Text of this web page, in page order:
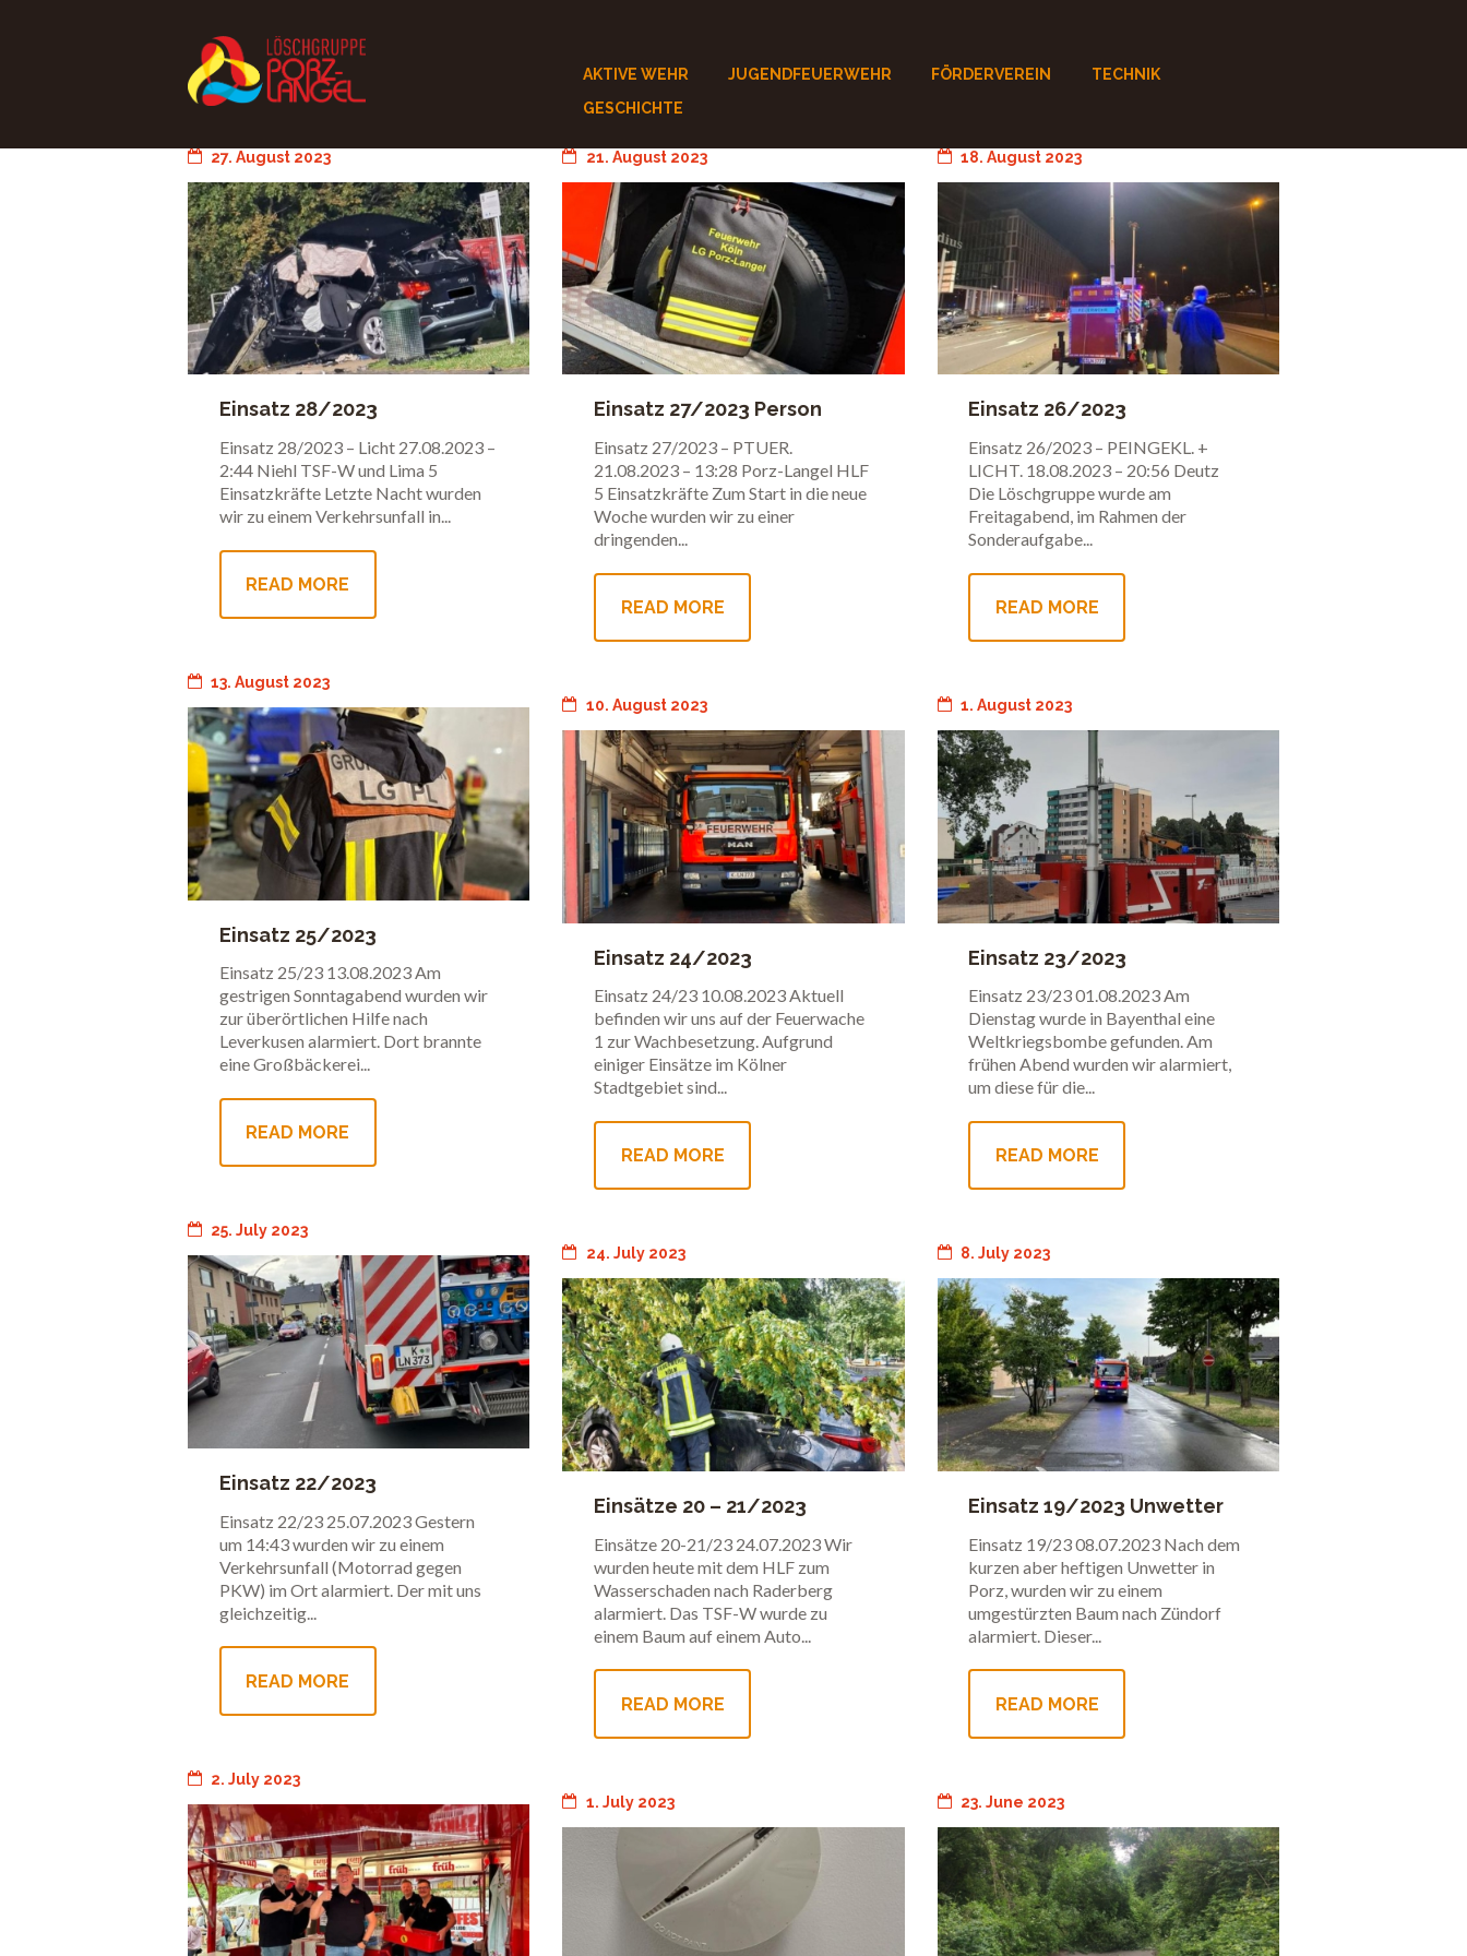
AKTIVE WEHR JUGENDFEUERWEHR FÖRDERVEREIN
TECHNIK
GESCHICHTE
27. August 2023
Einsatz 28/2023
Einsatz 28/2023 – Licht 27.08.2023 –
2:44 Niehl TSF-W und Lima 5
Einsatzkräfte Letzte Nacht wurden
wir zu einem Verkehrsunfall in...
READ MORE
21. August 2023
Einsatz 27/2023 Person
Einsatz 27/2023 – PTUER.
21.08.2023 – 13:28 Porz-Langel HLF
5 Einsatzkräfte Zum Start in die neue
Woche wurden wir zu einer
dringenden...
READ MORE
18. August 2023
Einsatz 26/2023
Einsatz 26/2023 – PEINGEKL. +
LICHT. 18.08.2023 – 20:56 Deutz
Die Löschgruppe wurde am
Freitagabend, im Rahmen der
Sonderaufgabe...
READ MORE
13. August 2023
Einsatz 25/2023
Einsatz 25/23 13.08.2023 Am
gestrigen Sonntagabend wurden wir
zur überörtlichen Hilfe nach
Leverkusen alarmiert. Dort brannte
eine Großbäckerei...
READ MORE
10. August 2023
Einsatz 24/2023
Einsatz 24/23 10.08.2023 Aktuell
befinden wir uns auf der Feuerwache
1 zur Wachbesetzung. Aufgrund
einiger Einsätze im Kölner
Stadtgebiet sind...
READ MORE
1. August 2023
Einsatz 23/2023
Einsatz 23/23 01.08.2023 Am
Dienstag wurde in Bayenthal eine
Weltkriegsbombe gefunden. Am
frühen Abend wurden wir alarmiert,
um diese für die...
READ MORE
25. July 2023
Einsatz 22/2023
Einsatz 22/23 25.07.2023 Gestern
um 14:43 wurden wir zu einem
Verkehrsunfall (Motorrad gegen
PKW) im Ort alarmiert. Der mit uns
gleichzeitig...
READ MORE
24. July 2023
Einsätze 20 – 21/2023
Einsätze 20-21/23 24.07.2023 Wir
wurden heute mit dem HLF zum
Wasserschaden nach Raderberg
alarmiert. Das TSF-W wurde zu
einem Baum auf einem Auto...
READ MORE
8. July 2023
Einsatz 19/2023 Unwetter
Einsatz 19/23 08.07.2023 Nach dem
kurzen aber heftigen Unwetter in
Porz, wurden wir zu einem
umgestürzten Baum nach Zündorf
alarmiert. Dieser...
READ MORE
2. July 2023
1. July 2023
23. June 2023